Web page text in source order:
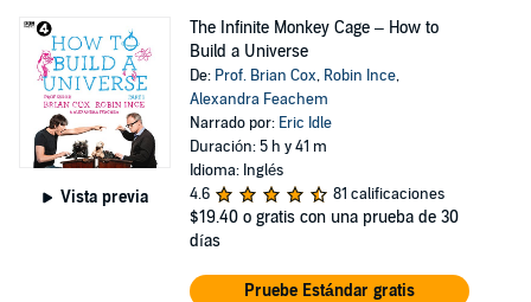
Vista previa
The Infinite Monkey Cage – How to
Build a Universe
De: Prof. Brian Cox, Robin Ince,
Alexandra Feachem
Narrado por: Eric Idle
Duración: 5 h y 41 m
Idioma: Inglés
4.6
81 calificaciones
$19.40 o gratis con una prueba de 30
días
Pruebe Estándar gratis